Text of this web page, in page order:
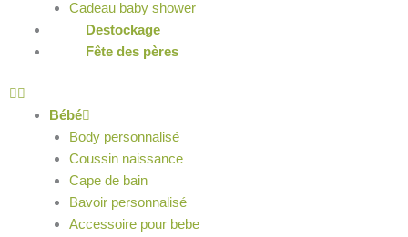
Cadeau baby shower
Destockage
Fête des pères
Bébé
Body personnalisé
Coussin naissance
Cape de bain
Bavoir personnalisé
Accessoire pour bebe